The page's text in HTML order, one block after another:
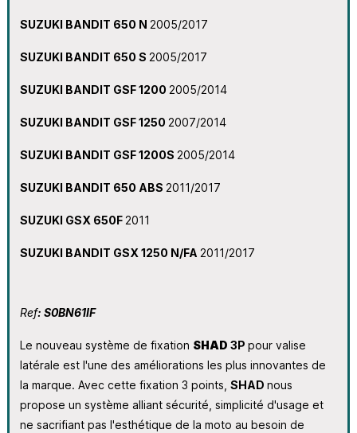
SUZUKI BANDIT 650 N 2005/2017
SUZUKI BANDIT 650 S 2005/2017
SUZUKI BANDIT GSF 1200 2005/2014
SUZUKI BANDIT GSF 1250 2007/2014
SUZUKI BANDIT GSF 1200S 2005/2014
SUZUKI BANDIT 650 ABS 2011/2017
SUZUKI GSX 650F 2011
SUZUKI BANDIT GSX 1250 N/FA 2011/2017
Ref: S0BN61IF
Le nouveau système de fixation SHAD 3P pour valise
latérale est l'une des améliorations les plus innovantes de
la marque. Avec cette fixation 3 points, SHAD nous
propose un système alliant sécurité, simplicité d'usage et
ne sacrifiant pas l'esthétique de la moto au besoin de